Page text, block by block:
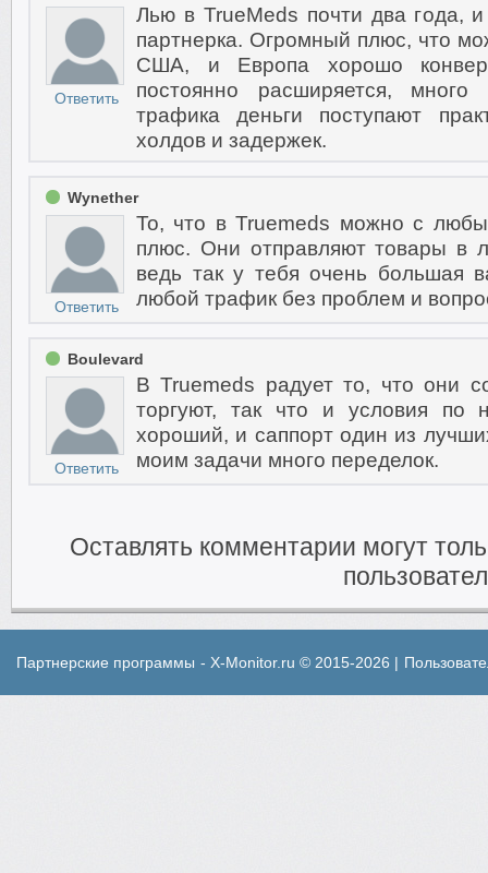
Ответить
Лью в TrueMeds почти два года,
партнерка. Огромный плюс, что
США, и Европа хорошо
постоянно расширяется, много
трафика деньги поступают
холдов и задержек.
Wynether
Ответить
То, что в Truemeds можно с
плюс. Они отправляют товары в
ведь так у тебя очень большая
любой трафик без проблем и
Boulevard
Ответить
В Truemeds радует то, что они
торгуют, так что и условия
хороший, и саппорт один из
моим задачи много переделок.
Оставлять комментарии могут
Партнерские программы - X-Monitor.ru © 2015-2026 |